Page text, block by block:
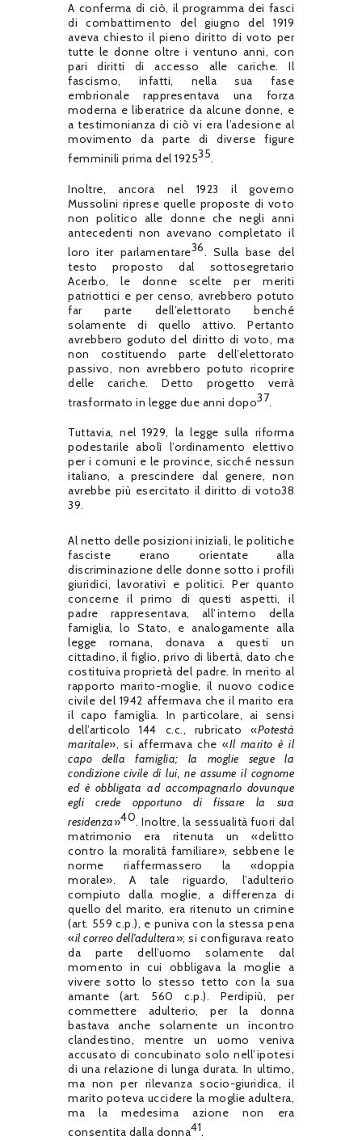
A conferma di ciò, il programma dei fasci
di combattimento del giugno del 1919
aveva chiesto il pieno diritto di voto per
tutte le donne oltre i ventuno anni, con
pari diritti di accesso alle cariche. Il
fascismo, infatti, nella sua fase
embrionale rappresentava una forza
moderna e liberatrice da alcune donne, e
a testimonianza di ciò vi era l’adesione al
movimento da parte di diverse figure
femminili prima del 192535.
Inoltre, ancora nel 1923 il governo
Mussolini riprese quelle proposte di voto
non politico alle donne che negli anni
antecedenti non avevano completato il
loro iter parlamentare36. Sulla base del
testo proposto dal sottosegretario
Acerbo, le donne scelte per meriti
patriottici e per censo, avrebbero potuto
far parte dell’elettorato benché
solamente di quello attivo. Pertanto
avrebbero goduto del diritto di voto, ma
non costituendo parte dell’elettorato
passivo, non avrebbero potuto ricoprire
delle cariche. Detto progetto verrà
trasformato in legge due anni dopo37.
Tuttavia, nel 1929, la legge sulla riforma
podestarile abolì l’ordinamento elettivo
per i comuni e le province, sicché nessun
italiano, a prescindere dal genere, non
avrebbe più esercitato il diritto di voto38
39.
Al netto delle posizioni iniziali, le politiche
fasciste erano orientate alla
discriminazione delle donne sotto i profili
giuridici, lavorativi e politici. Per quanto
concerne il primo di questi aspetti, il
padre rappresentava, all’interno della
famiglia, lo Stato, e analogamente alla
legge romana, donava a questi un
cittadino, il figlio, privo di libertà, dato che
costituiva proprietà del padre. In merito al
rapporto marito-moglie, il nuovo codice
civile del 1942 affermava che il marito era
il capo famiglia. In particolare, ai sensi
dell’articolo 144 c.c., rubricato «Potestà
maritale», si affermava che «Il marito è il
capo della famiglia; la moglie segue la
condizione civile di lui, ne assume il cognome
ed è obbligata ad accompagnarlo dovunque
egli crede opportuno di fissare la sua
residenza»40. Inoltre, la sessualità fuori dal
matrimonio era ritenuta un «delitto
contro la moralità familiare», sebbene le
norme riaffermassero la «doppia
morale». A tale riguardo, l’adulterio
compiuto dalla moglie, a differenza di
quello del marito, era ritenuto un crimine
(art. 559 c.p.), e puniva con la stessa pena
«il correo dell’adultera»; si configurava reato
da parte dell’uomo solamente dal
momento in cui obbligava la moglie a
vivere sotto lo stesso tetto con la sua
amante (art. 560 c.p.). Perdipiù, per
commettere adulterio, per la donna
bastava anche solamente un incontro
clandestino, mentre un uomo veniva
accusato di concubinato solo nell’ipotesi
di una relazione di lunga durata. In ultimo,
ma non per rilevanza socio-giuridica, il
marito poteva uccidere la moglie adultera,
ma la medesima azione non era
consentita dalla donna41.